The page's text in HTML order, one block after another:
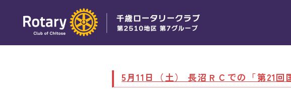
5月11日（土） 長沼ＲＣでの「第21